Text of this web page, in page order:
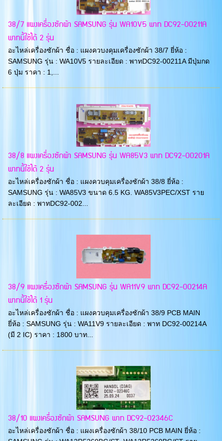
38/7 แผงเครื่องซักผ้า SAMSUNG รุ่น WA10V5 พาท DC92-00211A
พาทนี้ใช้ได้ 2 รุ่น
อะไหล่เครื่องซักผ้า ชื่อ : แผงควบงคุมเครื่องซักผ้า 38/7 ยี่ห้อ :
SAMSUNG รุ่น : WA10V5 รายละเอียด : พาทDC92-00211A มีปุ่มกด
6 ปุ่ม ราคา : 1,...
38/8 แผงเครื่องซักผ้า SAMSUNG รุ่น WA85V3 พาท DC92-00201A
พาทนี้ใช้ได้ 2 รุ่น
อะไหล่เครื่องซักผ้า ชื่อ : แผงควบคุมเครื่องซักผ้า 38/8 ยี่ห้อ :
SAMSUNG รุ่น : WA85V3 ขนาด 6.5 KG. WA85V3PEC/XST ราย
ละเอียด : พาทDC92-002...
38/9 แผงเครื่องซักผ้า SAMSUNG รุ่น WA11V9 พาท DC92-00214A
พาทนี้ใช้ได้ 1 รุ่น
อะไหล่เครื่องซักผ้า ชื่อ : แผงควบคุมเครื่องซักผ้า 38/9 PCB MAIN
ยี่ห้อ : SAMSUNG รุ่น : WA11V9 รายละเอียด : พาท DC92-00214A
(มี 2 IC) ราคา : 1800 บาท...
38/10 แผงเครื่องซักผ้า SAMSUNG พาท DC92-02346C
อะไหล่เครื่องซักผ้า ชื่อ : แผงเครื่องซักผ้า 38/10 PCB MAIN ยี่ห้อ :